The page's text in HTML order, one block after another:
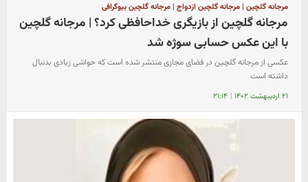
مرجانه گلچین | مرجانه گلچین ازدواج | مرجانه گلچین بیوگرافی
مرجانه گلچین از بازیگری خداحافظی کرد؟ | مرجانه گلچین
با این عکس حسابی سوژه شد
عکسی از مرجانه گلچین در فضای مجازی منتشر شده است که حواشی زیادی بدنبال
داشته است
۲۱ اردیبهشت ۱۴۰۲ | ۲۱:۱۴